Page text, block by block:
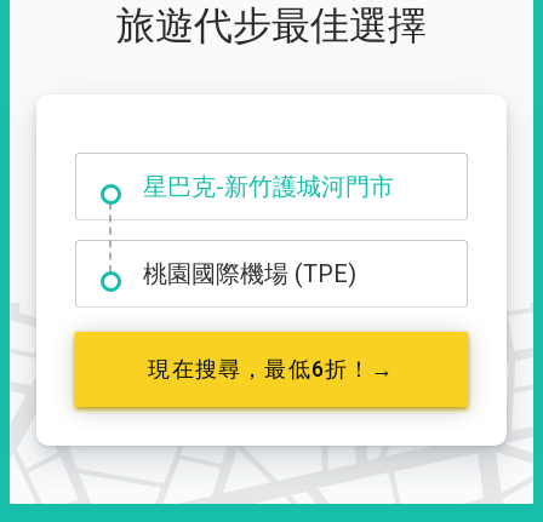
旅遊代步最佳選擇
星巴克-新竹護城河門市
大霸尖山登山口
桃園國際機場 (TPE)
現在搜尋，最低6折！→